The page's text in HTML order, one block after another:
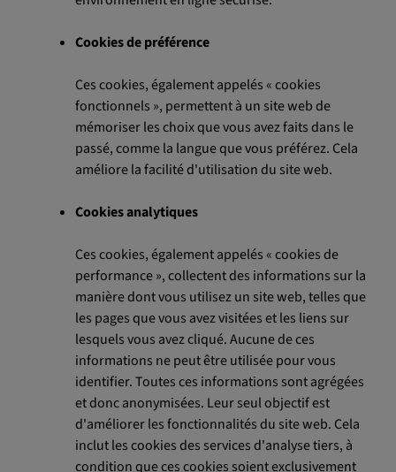
Cookies de préférence
Ces cookies, également appelés « cookies
fonctionnels », permettent à un site web de
mémoriser les choix que vous avez faits dans le
passé, comme la langue que vous préférez. Cela
améliore la facilité d'utilisation du site web.
Cookies analytiques
Ces cookies, également appelés « cookies de
performance », collectent des informations sur la
manière dont vous utilisez un site web, telles que
les pages que vous avez visitées et les liens sur
lesquels vous avez cliqué. Aucune de ces
informations ne peut être utilisée pour vous
identifier. Toutes ces informations sont agrégées
et donc anonymisées. Leur seul objectif est
d'améliorer les fonctionnalités du site web. Cela
inclut les cookies des services d'analyse tiers, à
condition que ces cookies soient exclusivement